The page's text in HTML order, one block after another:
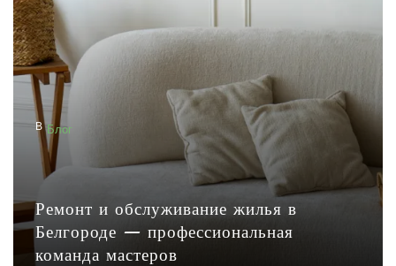
В Блог
Ремонт и обслуживание жилья в
Белгороде — профессиональная
команда мастеров